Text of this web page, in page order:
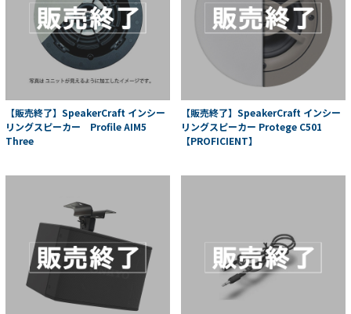
【販売終了】SpeakerCraft インシー
リングスピーカー Profile AIM5
Three
【販売終了】SpeakerCraft インシー
リングスピーカー Protege C501
【PROFICIENT】